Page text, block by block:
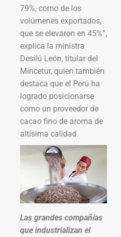
79%, como de los
volúmenes exportados,
que se elevaron en 45%”,
explica la ministra
Desilú León, titular del
Mincetur, quien también
destaca que el Perú ha
logrado posicionarse
como un proveedor de
cacao fino de aroma de
altísima calidad.
Las grandes compañías
que industrializan el